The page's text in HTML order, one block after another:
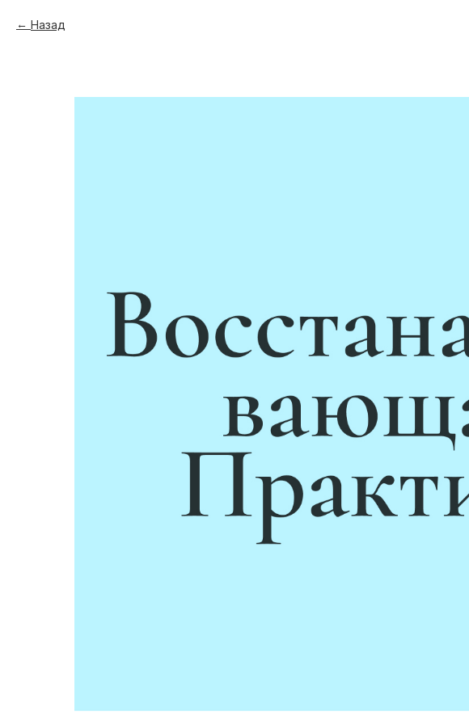
Назад